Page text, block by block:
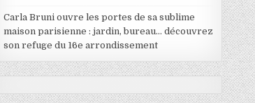
Carla Bruni ouvre les portes de sa sublime
maison parisienne : jardin, bureau… découvrez
son refuge du 16e arrondissement